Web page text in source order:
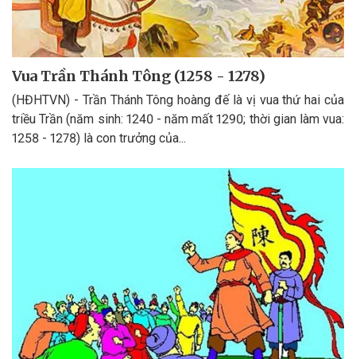
Vua Trần Thánh Tông (1258 - 1278)
(HĐHTVN) - Trần Thánh Tông hoàng đế là vị vua thứ hai của
triều Trần (năm sinh: 1240 - năm mất 1290; thời gian làm vua:
1258 - 1278) là con trưởng của...